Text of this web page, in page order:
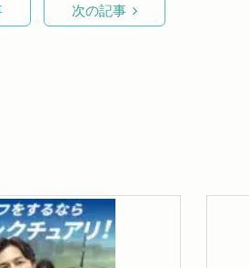
次の記事